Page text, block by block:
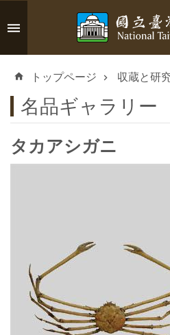
メインのコンテンツブロックに
な
索
トップページ 収蔵と研
名品ギャラリー
タカアシガニ